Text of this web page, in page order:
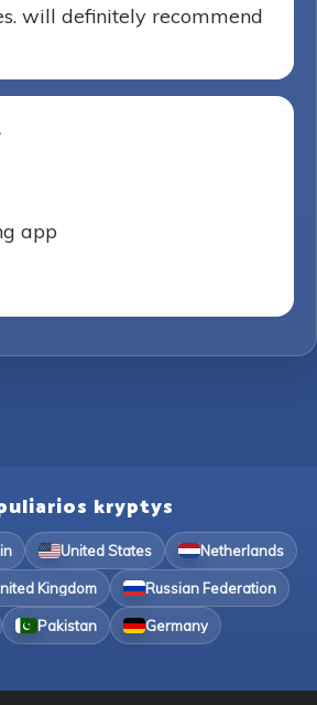
will definitely recommend
app
kryptys
United States Netherlands
Kingdom Russian Federation
Pakistan Germany